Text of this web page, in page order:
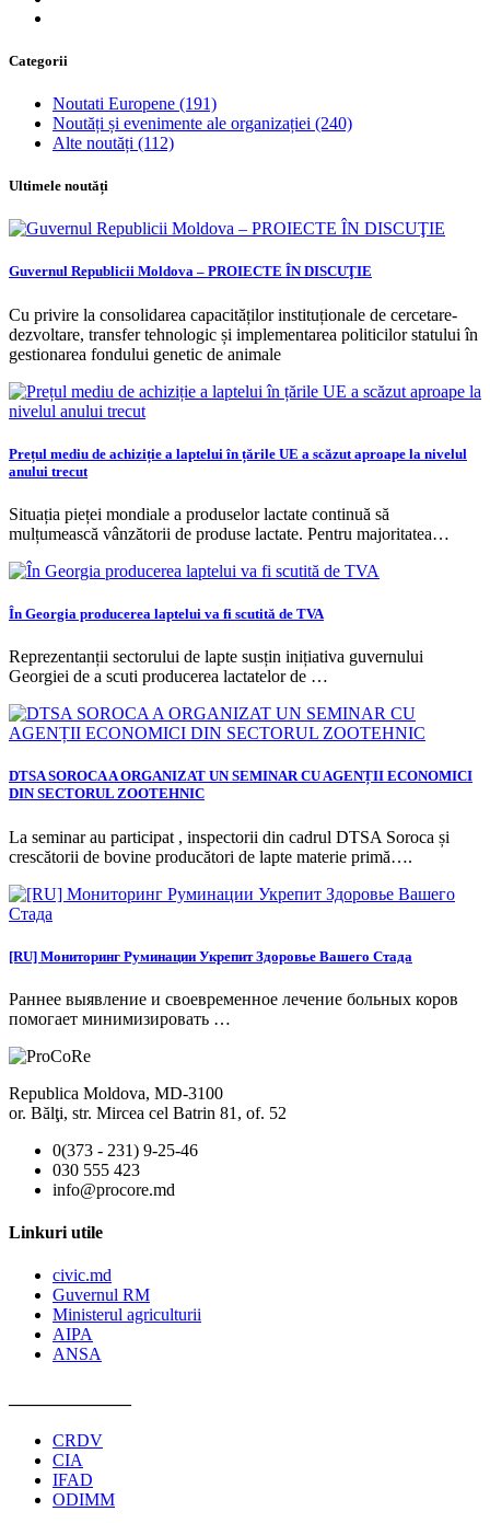
Categorii
Noutati Europene (191)
Noutăți și evenimente ale organizației (240)
Alte noutăți (112)
Ultimele noutăți
Guvernul Republicii Moldova – PROIECTE ÎN DISCUŢIE
Cu privire la consolidarea capacităților instituționale de cercetare-
dezvoltare, transfer tehnologic și implementarea politicilor statului în
gestionarea fondului genetic de animale
Prețul mediu de achiziție a laptelui în țările UE a scăzut aproape la nivelul
anului trecut
Situația pieței mondiale a produselor lactate continuă să
mulțumească vânzătorii de produse lactate. Pentru majoritatea…
În Georgia producerea laptelui va fi scutită de TVA
Reprezentanții sectorului de lapte susțin inițiativa guvernului
Georgiei de a scuti producerea lactatelor de …
DTSA SOROCA A ORGANIZAT UN SEMINAR CU AGENȚII ECONOMICI
DIN SECTORUL ZOOTEHNIC
La seminar au participat , inspectorii din cadrul DTSA Soroca și
crescătorii de bovine producători de lapte materie primă….
[RU] Мониторинг Руминации Укрепит Здоровье Вашего Стада
Раннее выявление и своевременное лечение больных коров
помогает минимизировать …
Republica Moldova, MD-3100
or. Bălţi, str. Mircea cel Batrin 81, of. 52
0(373 - 231) 9-25-46
030 555 423
info@procore.md
Linkuri utile
civic.md
Guvernul RM
Ministerul agriculturii
AIPA
ANSA
CRDV
CIA
IFAD
ODIMM